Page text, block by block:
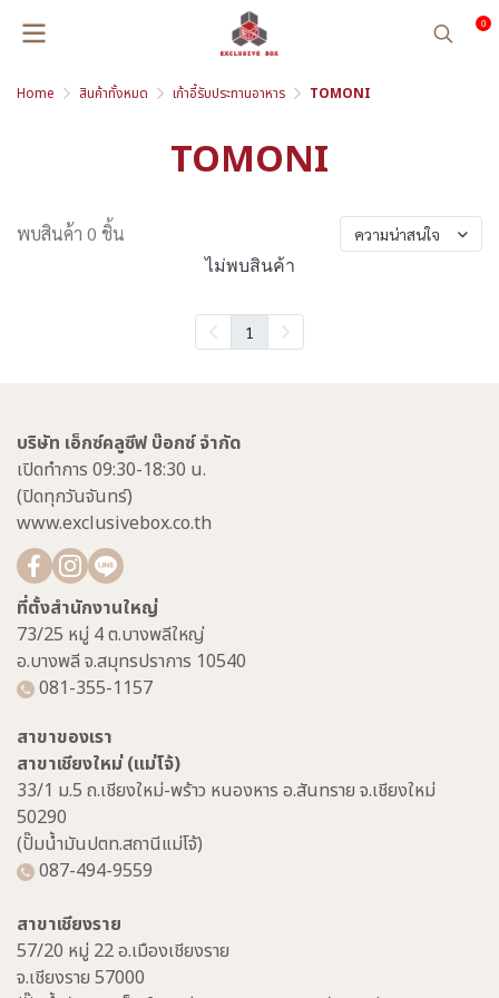
0
Home สินค้าทั้งหมด เก้าอี้รับประทานอาหาร TOMONI
TOMONI
พบสินค้า 0 ชิ้น ความน่าสนใจ
ไม่พบสินค้า
1
บริษัท เอ็กซ์คลูซีฟ บ๊อกซ์ จำกัด
เปิดทำการ 09:30-18:30 น.
(ปิดทุกวันจันทร์)
www.exclusivebox.co.th
ที่ตั้งสำนักงานใหญ่
73/25 หมู่ 4 ต.บางพลีใหญ่
อ.บางพลี จ.สมุทรปราการ 10540
081-355-1157
สาขาของเรา
สาขาเชียงใหม่ (แม่โจ้)
33/1 ม.5 ถ.เชียงใหม่-พร้าว หนองหาร อ.สันทราย จ.เชียงใหม่
50290
(ปั๊มน้ำมันปตท.สถานีแม่โจ้)
087-494-9559
สาขาเชียงราย
57/20 หมู่ 22 อ.เมืองเชียงราย
จ.เชียงราย 57000